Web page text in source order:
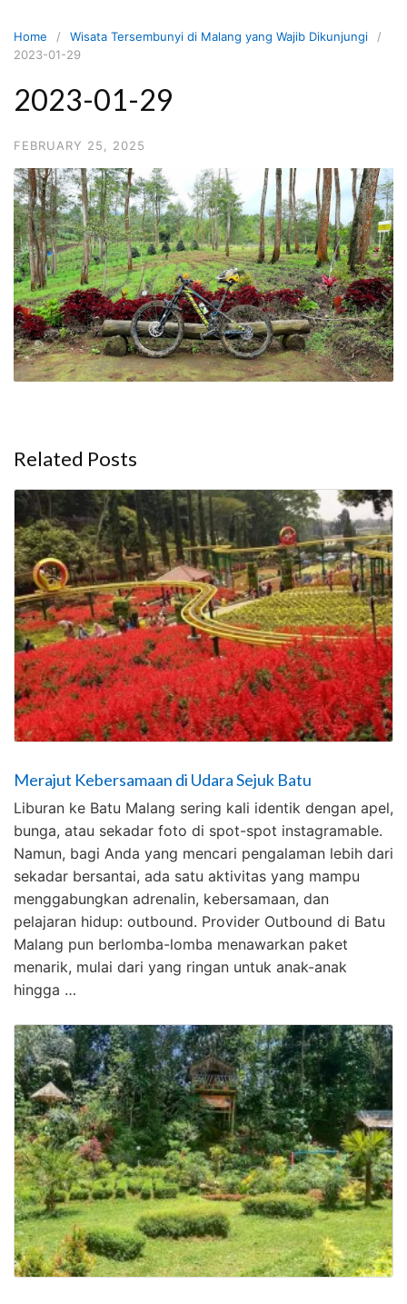
content
Home
Wisata Tersembunyi di Malang yang Wajib Dikunjungi
2023-01-29
2023-01-29
FEBRUARY 25, 2025
Related Posts
Merajut Kebersamaan di Udara Sejuk Batu
Liburan ke Batu Malang sering kali identik dengan apel,
bunga, atau sekadar foto di spot-spot instagramable.
Namun, bagi Anda yang mencari pengalaman lebih dari
sekadar bersantai, ada satu aktivitas yang mampu
menggabungkan adrenalin, kebersamaan, dan
pelajaran hidup: outbound. Provider Outbound di Batu
Malang pun berlomba-lomba menawarkan paket
menarik, mulai dari yang ringan untuk anak-anak
hingga …